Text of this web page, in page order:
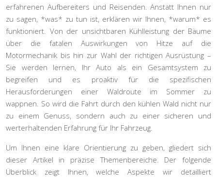
erfahrenen Aufbereiters und Reisenden. Anstatt Ihnen nur
zu sagen, *was* zu tun ist, erklären wir Ihnen, *warum* es
funktioniert. Von der unsichtbaren Kühlleistung der Bäume
über die fatalen Auswirkungen von Hitze auf die
Motormechanik bis hin zur Wahl der richtigen Ausrüstung –
Sie werden lernen, Ihr Auto als ein Gesamtsystem zu
begreifen und es proaktiv für die spezifischen
Herausforderungen einer Waldroute im Sommer zu
wappnen. So wird die Fahrt durch den kühlen Wald nicht nur
zu einem Genuss, sondern auch zu einer sicheren und
werterhaltenden Erfahrung für Ihr Fahrzeug.
Um Ihnen eine klare Orientierung zu geben, gliedert sich
dieser Artikel in präzise Themenbereiche. Der folgende
Überblick zeigt Ihnen, welche Aspekte wir detailliert